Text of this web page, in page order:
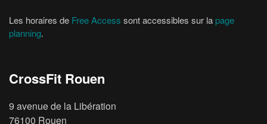
Les horaires de Free Access sont accessibles sur la page
planning.
CrossFit Rouen
9 avenue de la Libération
76100 Rouen